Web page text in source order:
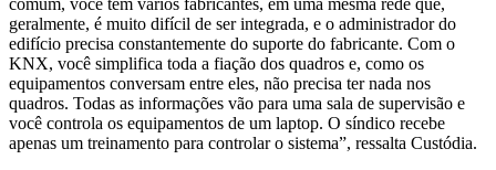
comum, você tem vários fabricantes, em uma mesma rede que,
geralmente, é muito difícil de ser integrada, e o administrador do
edifício precisa constantemente do suporte do fabricante. Com o
KNX, você simplifica toda a fiação dos quadros e, como os
equipamentos conversam entre eles, não precisa ter nada nos
quadros. Todas as informações vão para uma sala de supervisão e
você controla os equipamentos de um laptop. O síndico recebe
apenas um treinamento para controlar o sistema”, ressalta Custódia.